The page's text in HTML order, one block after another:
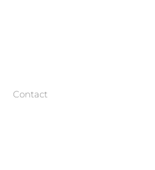
Contact